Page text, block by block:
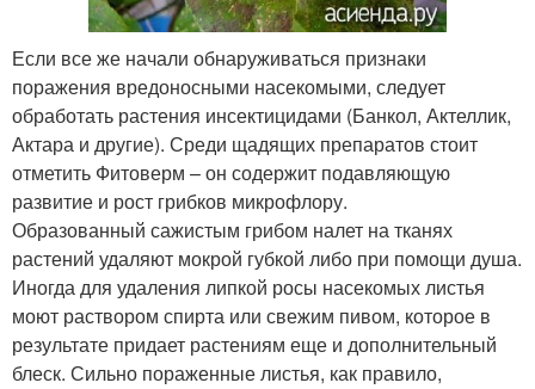
Если все же начали обнаруживаться признаки
поражения вредоносными насекомыми, следует
обработать растения инсектицидами (Банкол, Актеллик,
Актара и другие). Среди щадящих препаратов стоит
отметить Фитоверм – он содержит подавляющую
развитие и рост грибков микрофлору.
Образованный сажистым грибом налет на тканях
растений удаляют мокрой губкой либо при помощи душа.
Иногда для удаления липкой росы насекомых листья
моют раствором спирта или свежим пивом, которое в
результате придает растениям еще и дополнительный
блеск. Сильно пораженные листья, как правило,